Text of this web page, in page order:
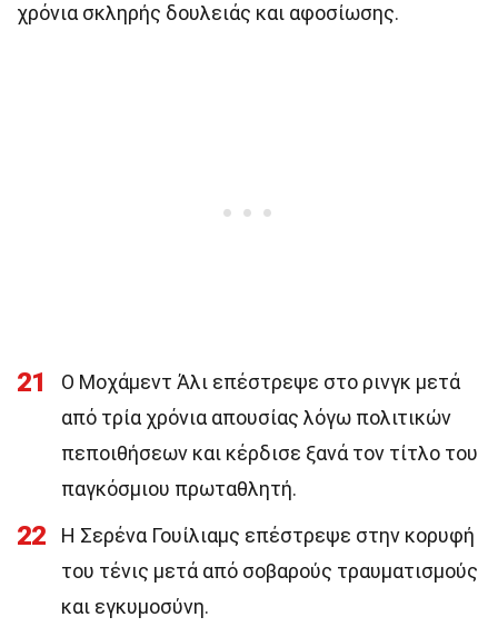
χρόνια σκληρής δουλειάς και αφοσίωσης.
21
Ο Μοχάμεντ Άλι επέστρεψε στο ρινγκ μετά
από τρία χρόνια απουσίας λόγω πολιτικών
πεποιθήσεων και κέρδισε ξανά τον τίτλο του
παγκόσμιου πρωταθλητή.
22
Η Σερένα Γουίλιαμς επέστρεψε στην κορυφή
του τένις μετά από σοβαρούς τραυματισμούς
και εγκυμοσύνη.